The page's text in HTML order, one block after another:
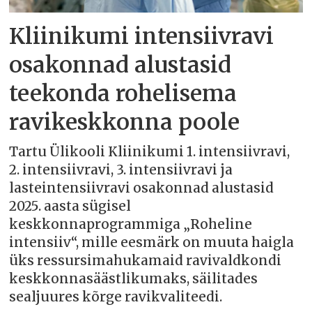
Kliinikumi intensiivravi
osakonnad alustasid
teekonda rohelisema
ravikeskkonna poole
Tartu Ülikooli Kliinikumi 1. intensiivravi,
2. intensiivravi, 3. intensiivravi ja
lasteintensiivravi osakonnad alustasid
2025. aasta sügisel
keskkonnaprogrammiga „Roheline
intensiiv“, mille eesmärk on muuta haigla
üks ressursimahukamaid ravivaldkondi
keskkonnasäästlikumaks, säilitades
sealjuures kõrge ravikvaliteedi.